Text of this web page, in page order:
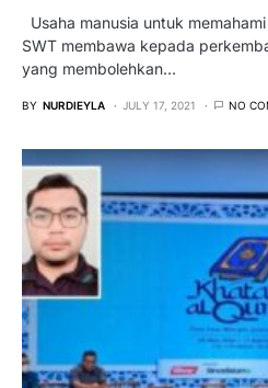
Usaha manusia untuk
SWT membawa kepada
yang membolehkan…
BY NURDIEYLA JULY 17, 2021 NO